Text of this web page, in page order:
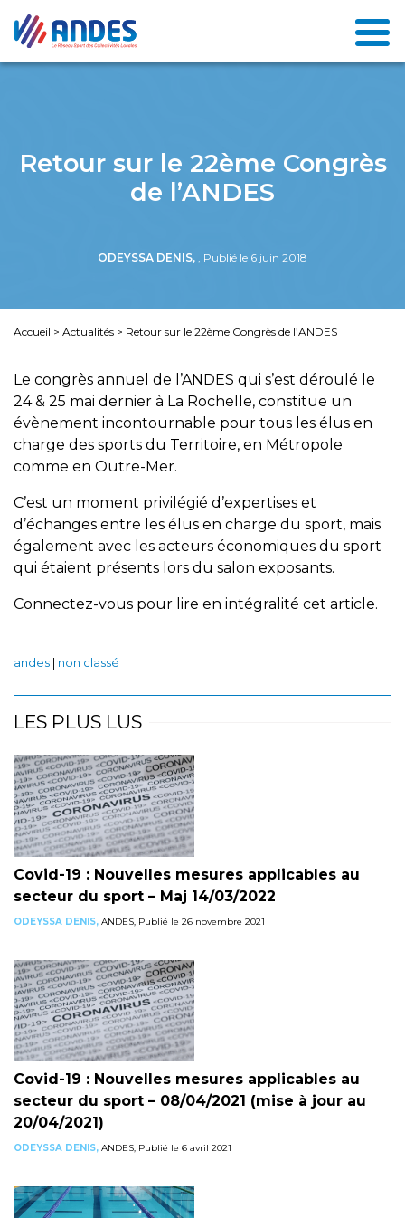
Retour sur le 22ème Congrès
de l’ANDES
ODEYSSA DENIS, , Publié le 6 juin 2018
Accueil > Actualités > Retour sur le 22ème Congrès de l’ANDES
Le congrès annuel de l’ANDES qui s’est déroulé le
24 & 25 mai dernier à La Rochelle, constitue un
évènement incontournable pour tous les élus en
charge des sports du Territoire, en Métropole
comme en Outre-Mer.
C’est un moment privilégié d’expertises et
d’échanges entre les élus en charge du sport, mais
également avec les acteurs économiques du sport
qui étaient présents lors du salon exposants.
Connectez-vous pour lire en intégralité cet article.
andes non classé
LES PLUS LUS
Covid-19 : Nouvelles mesures applicables au
secteur du sport – Maj 14/03/2022
ODEYSSA DENIS, ANDES, Publié le 26 novembre 2021
Covid-19 : Nouvelles mesures applicables au
secteur du sport – 08/04/2021 (mise à jour au
20/04/2021)
ODEYSSA DENIS, ANDES, Publié le 6 avril 2021